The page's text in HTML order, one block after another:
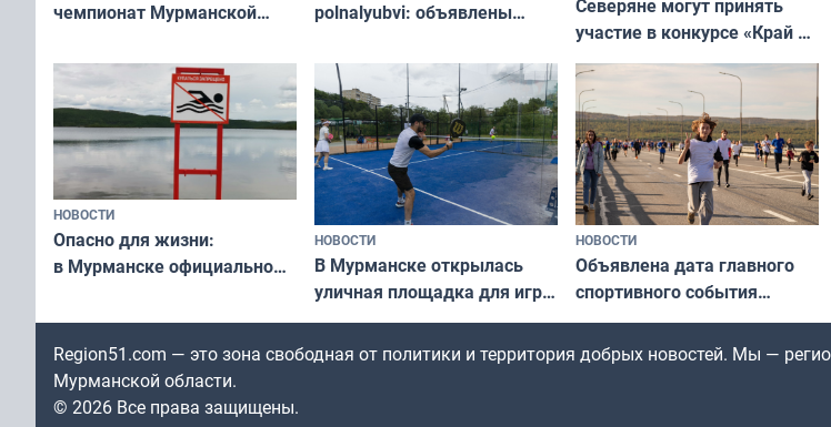
чемпионат Мурманской
незамеченным
polnalyubvi: объявлены
«Имандра» в 2026 года
Северяне могут принять
участие в конкурсе «Край у
северной границы: фотогид
по Печенгскому округу»
НОВОСТИ
Опасно для жизни:
в Мурманске официально
в городских водоёмах
НОВОСТИ
В Мурманске открылась
уличная площадка для игры
в падел
НОВОСТИ
Объявлена дата главного
спортивного события
Заполярья: как зарождался
фестиваль «Гольфстрим»
Region51.com — это зона свободная от политики и территория добрых новостей. Мы —
Мурманской области.
© 2026 Все права защищены.